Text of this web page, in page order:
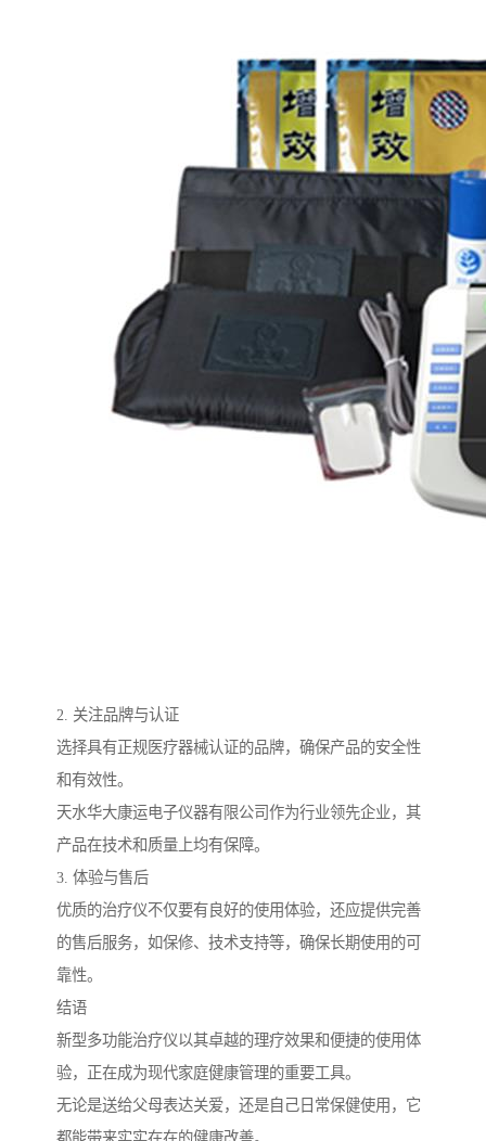
2. 关注品牌与认证
选择具有正规医疗器械认证的品牌，确保产品的安全性
和有效性。
天水华大康运电子仪器有限公司作为行业领先企业，其
产品在技术和质量上均有保障。
3. 体验与售后
优质的治疗仪不仅要有良好的使用体验，还应提供完善
的售后服务，如保修、技术支持等，确保长期使用的可
靠性。
结语
新型多功能治疗仪以其卓越的理疗效果和便捷的使用体
验，正在成为现代家庭健康管理的重要工具。
无论是送给父母表达关爱，还是自己日常保健使用，它